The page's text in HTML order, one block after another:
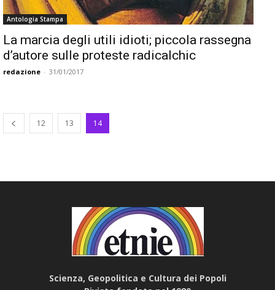
Antologia Stampa
La marcia degli utili idioti; piccola rassegna
d’autore sulle proteste radicalchic
redazione - 31/01/2017
12 13 14
Scienza, Geopolitica e Cultura dei Popoli